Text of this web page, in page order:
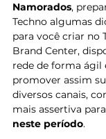
Namorados,
Techno algumas
para você criar no
Brand Center,
rede de forma ágil
promover assim
diversos canais,
mais assertiva para
neste período.